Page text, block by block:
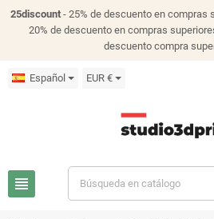
25discount- 25% de descuento en compras
20% de descuento en compras
descuento compra
Español EUR €
view_headline